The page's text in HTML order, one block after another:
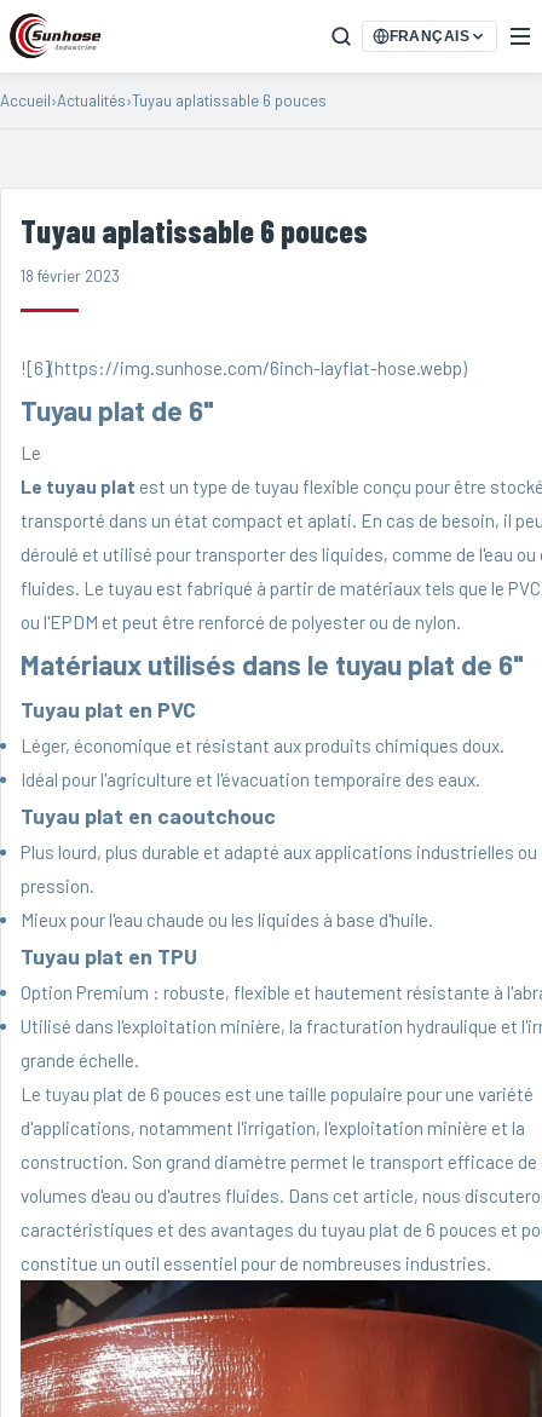
FRANÇAIS
Accueil›Actualités›Tuyau aplatissable 6 pouces
Tuyau aplatissable 6 pouces
18 février 2023
![6](https://img.sunhose.com/6inch-layflat-hose.webp)
Tuyau plat de 6"
Le
Le tuyau plat est un type de tuyau flexible conçu pour être
transporté dans un état compact et aplati. En cas de besoin, il
déroulé et utilisé pour transporter des liquides, comme de l'eau ou
fluides. Le tuyau est fabriqué à partir de matériaux tels que le
ou l'EPDM et peut être renforcé de polyester ou de nylon.
Matériaux utilisés dans le tuyau plat de 6"
Tuyau plat en PVC
Léger, économique et résistant aux produits chimiques doux.
Idéal pour l'agriculture et l'évacuation temporaire des eaux.
Tuyau plat en caoutchouc
Plus lourd, plus durable et adapté aux applications industrielles ou
pression.
Mieux pour l'eau chaude ou les liquides à base d'huile.
Tuyau plat en TPU
Option Premium : robuste, flexible et hautement résistante à
Utilisé dans l'exploitation minière, la fracturation hydraulique et
grande échelle.
Le tuyau plat de 6 pouces est une taille populaire pour une variété
d'applications, notamment l'irrigation, l'exploitation minière et la
construction. Son grand diamètre permet le transport efficace de
volumes d'eau ou d'autres fluides. Dans cet article, nous
caractéristiques et des avantages du tuyau plat de 6 pouces et
constitue un outil essentiel pour de nombreuses industries.